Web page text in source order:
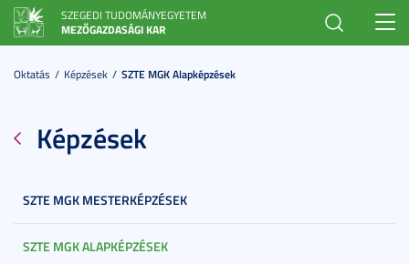
SZEGEDI TUDOMÁNYEGYETEM
MEZŐGAZDASÁGI KAR
Oktatás Képzések SZTE MGK Alapképzések
Képzések
SZTE MGK MESTERKÉPZÉSEK
SZTE MGK ALAPKÉPZÉSEK